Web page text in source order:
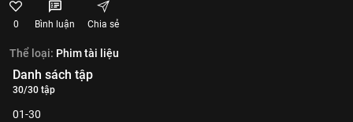
0 Bình luận Chia sẻ
Thể loại: Phim tài liệu
Danh sách tập
30/30 tập
01-30